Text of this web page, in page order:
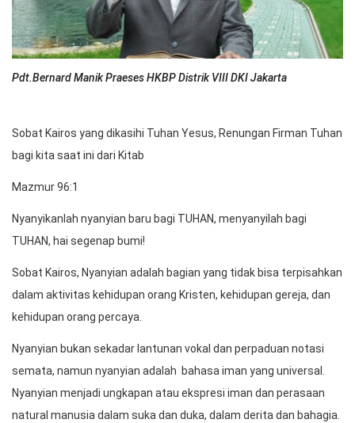
Pdt.Bernard Manik Praeses HKBP Distrik VIII DKI Jakarta
Sobat Kairos yang dikasihi Tuhan Yesus, Renungan Firman Tuhan
bagi kita saat ini dari Kitab
Mazmur 96:1
Nyanyikanlah nyanyian baru bagi TUHAN, menyanyilah bagi
TUHAN, hai segenap bumi!
Sobat Kairos, Nyanyian adalah bagian yang tidak bisa terpisahkan
dalam aktivitas kehidupan orang Kristen, kehidupan gereja, dan
kehidupan orang percaya.
Nyanyian bukan sekadar lantunan vokal dan perpaduan notasi
semata, namun nyanyian adalah bahasa iman yang universal.
Nyanyian menjadi ungkapan atau ekspresi iman dan perasaan
natural manusia dalam suka dan duka, dalam derita dan bahagia.